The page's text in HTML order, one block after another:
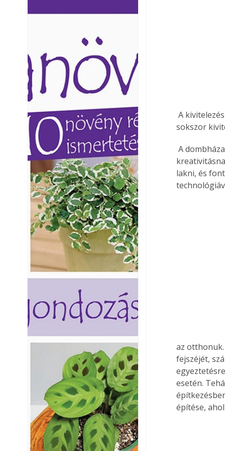
A kivitelezés során sokkal nagyobb figyelmet igényel egy ilyen ház elkészítése, és
sokszor
A dombházaknak van egy szakrális hangulata, és kialakításuk nagy teret enged a
lakni, és
az
fejszéjét,
esetén.
építése,